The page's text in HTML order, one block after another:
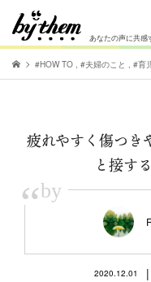
あなたの声に共感
#HOW TO , #夫婦のこと , #育
疲れやすく傷つき
と接す
“by
2020.12.01 |